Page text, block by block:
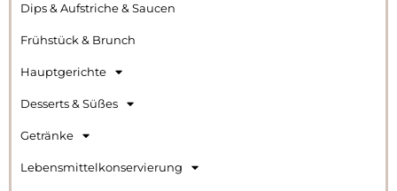
Dips & Aufstriche & Saucen
Frühstück & Brunch
Hauptgerichte
Desserts & Süßes
Getränke
Lebensmittelkonservierung